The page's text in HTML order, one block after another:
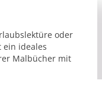
oder
ein ideales
Malbücher mit